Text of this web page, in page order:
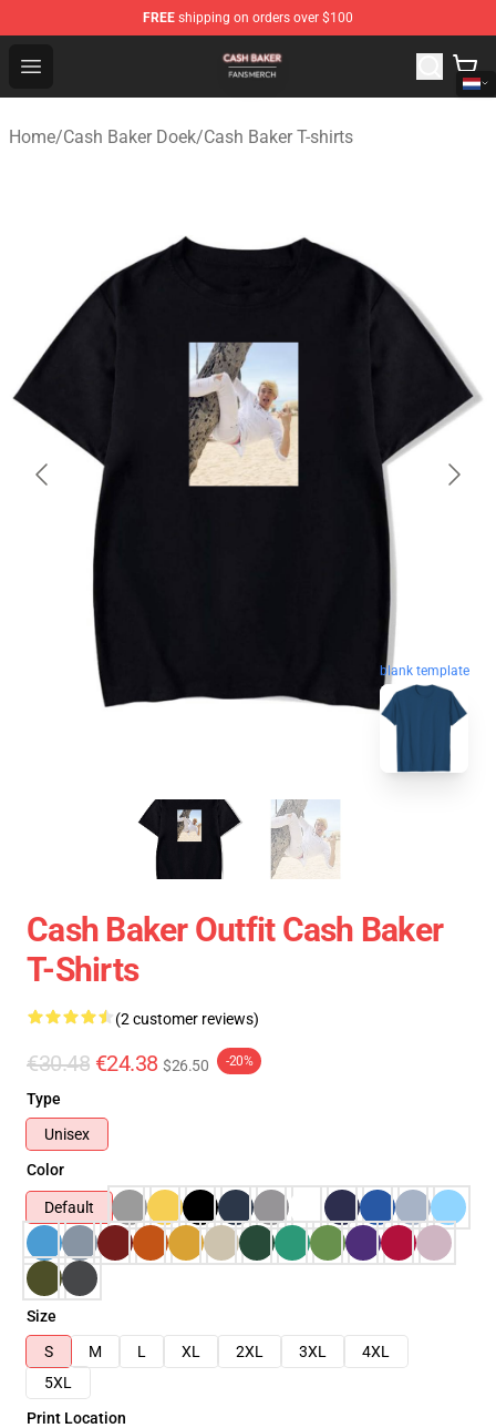
FREE shipping on orders over $100
Open menu
Cash Baker Shop - Official Cash Baker Merchandise
Home/Cash Baker Doek/Cash Baker T-shirts
blank template
Cash Baker Outfit Cash Baker
T-Shirts
(2 customer reviews)
€30.48 €24.38 $26.50 -20%
Type
Unisex
Color
Default
Size
S
M L XL 2XL 3XL
4XL
5XL
Print Location